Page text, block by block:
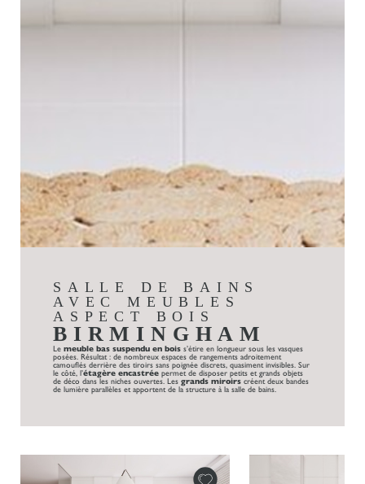
SALLE DE BAINS
AVEC MEUBLES
ASPECT BOIS
BIRMINGHAM
Le meuble bas suspendu en bois s’étire en longueur sous les vasques
posées. Résultat : de nombreux espaces de rangements adroitement
camouflés derrière des tiroirs sans poignée discrets, quasiment invisibles. Sur
le côté, l’étagère encastrée permet de disposer petits et grands objets
de déco dans les niches ouvertes. Les grands miroirs créent deux bandes
de lumière parallèles et apportent de la structure à la salle de bains.